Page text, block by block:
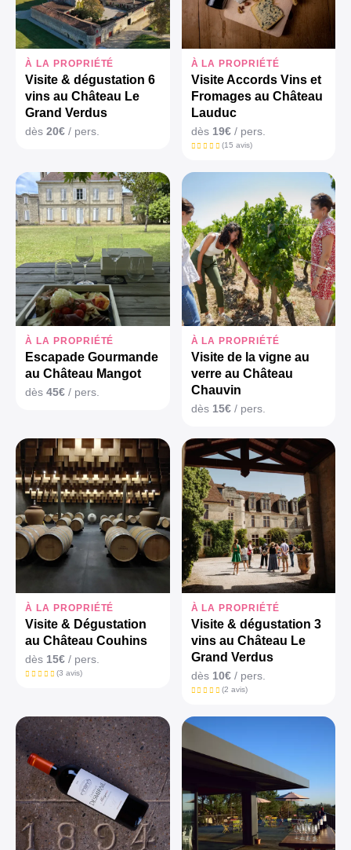
À LA PROPRIÉTÉ
Visite & dégustation 6
vins au Château Le
Grand Verdus
dès 20€ / pers.
À LA PROPRIÉTÉ
Visite Accords Vins et
Fromages au Château
Lauduc
dès 19€/ pers.
(15 avis)
À LA PROPRIÉTÉ
Escapade Gourmande
au Château Mangot
dès 45€ / pers.
À LA PROPRIÉTÉ
Visite de la vigne au
verre au Château
Chauvin
dès 15€/ pers.
À LA PROPRIÉTÉ
Visite & Dégustation
au Château Couhins
dès 15€ / pers.
(3 avis)
À LA PROPRIÉTÉ
Visite & dégustation 3
vins au Château Le
Grand Verdus
dès 10€/ pers.
(2 avis)